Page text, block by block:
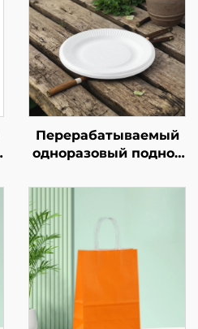
Перерабатываемый
одноразовый поднос
салатов, закусок,
суши, пиццы, хлеба,
конфет, шоколада
или гамбургеров —
для общепита и
крафтовых целей